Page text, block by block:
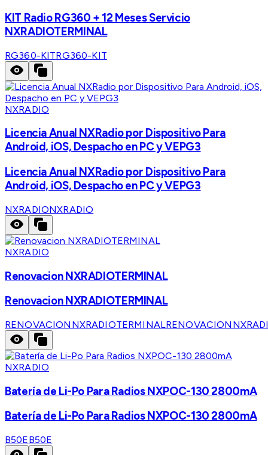
KIT Radio RG360 + 12 Meses Servicio
NXRADIOTERMINAL
RG360-KITRG360-KIT
NXRADIO
Licencia Anual NXRadio por Dispositivo Para
Android, iOS, Despacho en PC y VEPG3
Licencia Anual NXRadio por Dispositivo Para
Android, iOS, Despacho en PC y VEPG3
NXRADIONXRADIO
NXRADIO
Renovacion NXRADIOTERMINAL
Renovacion NXRADIOTERMINAL
RENOVACIONNXRADIOTERMINAL
NXRADIO
Batería de Li-Po Para Radios NXPOC-130 2800mA
Batería de Li-Po Para Radios NXPOC-130 2800mA
B50EB50E